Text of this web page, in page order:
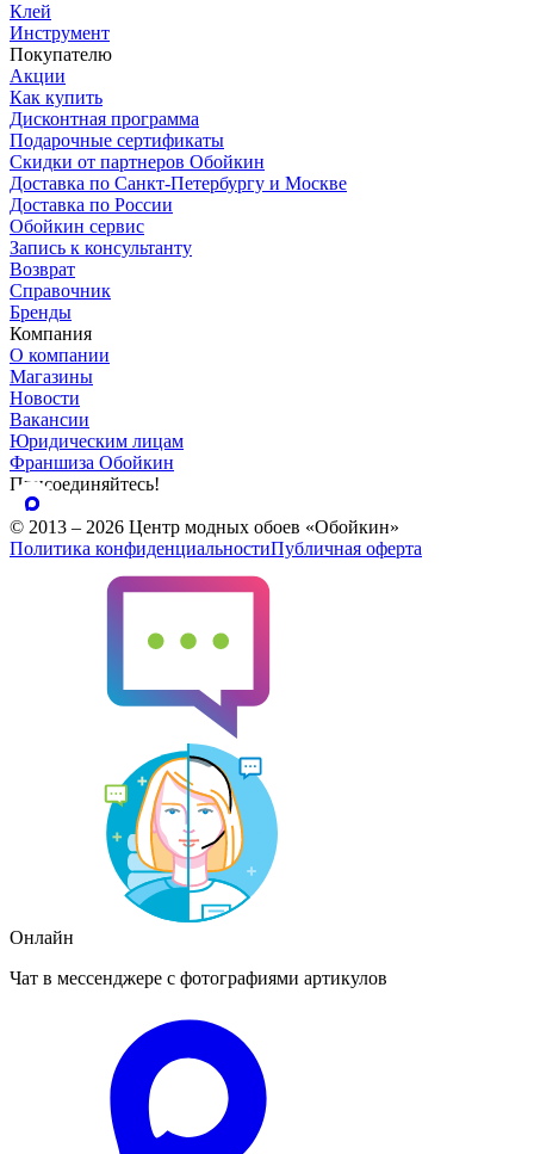
Клей
Инструмент
Покупателю
Акции
Как купить
Дисконтная программа
Подарочные сертификаты
Скидки от партнеров Обойкин
Доставка по Санкт-Петербургу и Москве
Доставка по России
Обойкин сервис
Запись к консультанту
Возврат
Справочник
Бренды
Компания
О компании
Магазины
Новости
Вакансии
Юридическим лицам
Франшиза Обойкин
Присоединяйтесь!
© 2013 – 2026 Центр модных обоев «Обойкин»
Политика конфиденциальностиПубличная оферта
Онлайн
Чат в мессенджере с фотографиями артикулов